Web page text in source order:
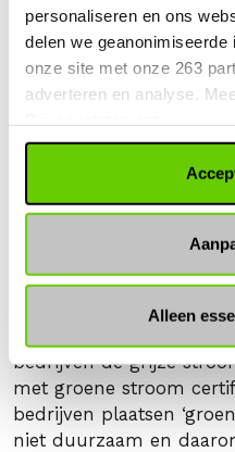
personaliseren en ons
delen we
onze site met onze 263
adverteren en analyse.
Alleen
Wat is duurzame
Helaas zijn er ook nog
waarbij de
kerncentrales wordt
duurzame initiatieven.
stroom in, maar
bedrijven de grijze
met groene stroom
bedrijven plaatsen
niet duurzaam en